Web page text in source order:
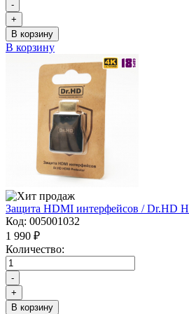
-
+
В корзину
В корзину
Защита HDMI интерфейсов / Dr.HD
Код: 005001032
1 990 ₽
Количество:
-
+
В корзину